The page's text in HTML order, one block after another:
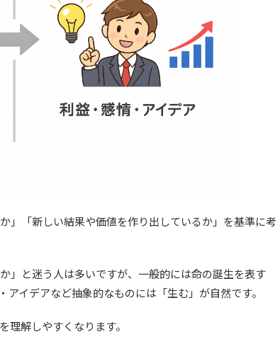
」「新しい結果や価値を作り出しているか」を基準に考
」と迷う人は多いですが、一般的には命の誕生を表す
アイデアなど抽象的なものには「生む」が自然です。
理解しやすくなります。